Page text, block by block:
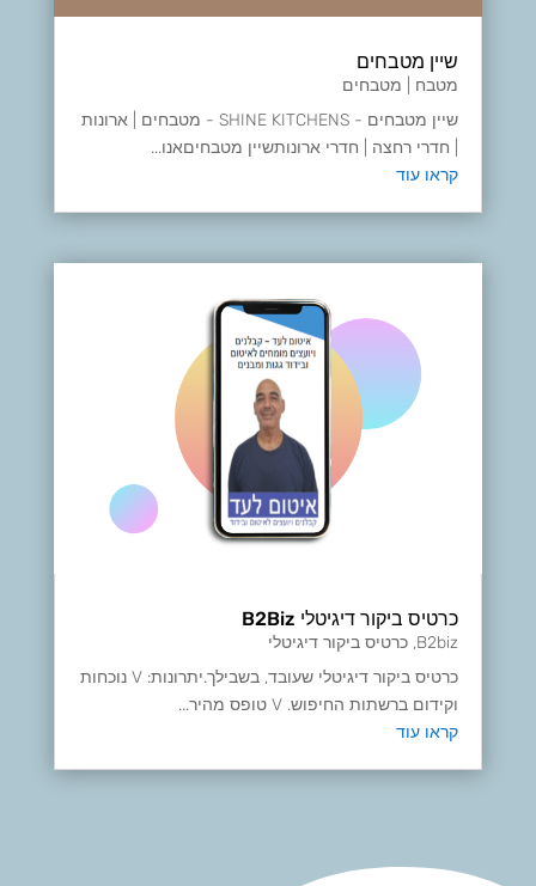
שיין מטבחים
מטבח | מטבחים
שיין מטבחים - SHINE KITCHENS - מטבחים | ארונות
| חדרי רחצה | חדרי ארונותשיין מטבחיםאנו...
קראו עוד
כרטיס ביקור דיגיטלי B2Biz
B2biz
, כרטיס ביקור דיגיטלי
כרטיס ביקור דיגיטלי שעובד, בשבילך.יתרונות: V נוכחות
וקידום ברשתות החיפוש. V טופס מהיר...
קראו עוד